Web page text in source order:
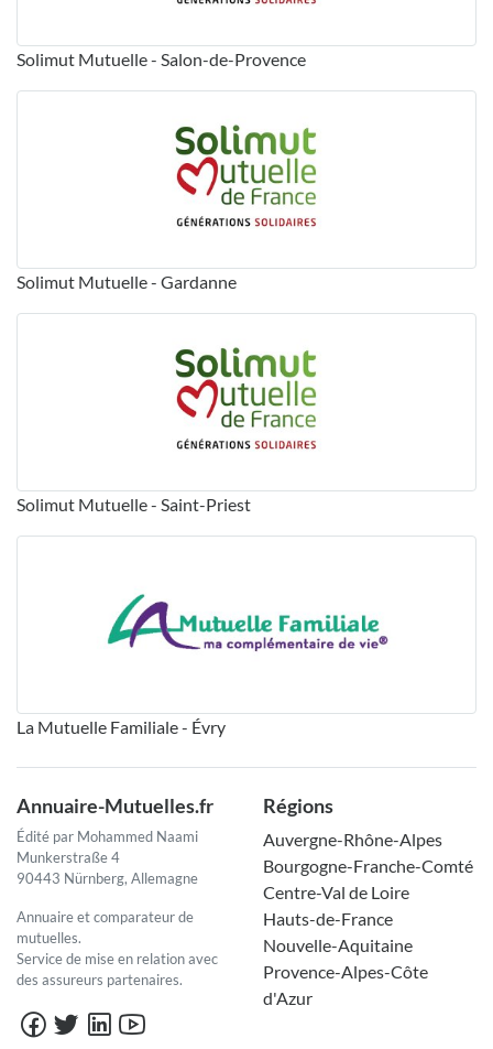
Solimut Mutuelle - Salon-de-Provence
Solimut Mutuelle - Gardanne
Solimut Mutuelle - Saint-Priest
La Mutuelle Familiale - Évry
Annuaire-Mutuelles.fr
Édité par Mohammed Naami
Munkerstraße 4
90443 Nürnberg, Allemagne
Annuaire et comparateur de
mutuelles.
Service de mise en relation avec
des assureurs partenaires.
Régions
Auvergne-Rhône-Alpes
Bourgogne-Franche-Comté
Centre-Val de Loire
Hauts-de-France
Nouvelle-Aquitaine
Provence-Alpes-Côte
d'Azur